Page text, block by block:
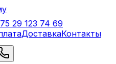
29 123 74 69
ДоставкаКонтакты